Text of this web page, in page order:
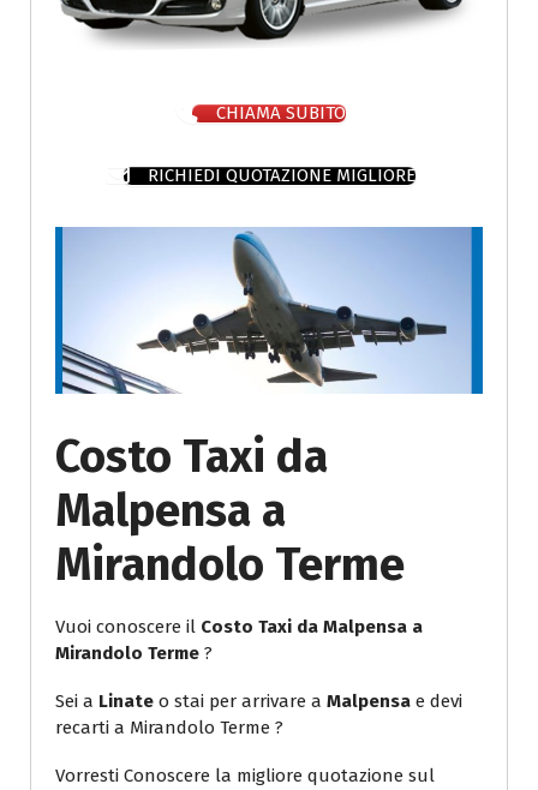
CHIAMA SUBITO
RICHIEDI QUOTAZIONE MIGLIORE
Costo Taxi da
Malpensa a
Mirandolo Terme
Vuoi conoscere il Costo Taxi da Malpensa a
Mirandolo Terme ?
Sei a Linate o stai per arrivare a Malpensa e devi
recarti a Mirandolo Terme ?
Vorresti Conoscere la migliore quotazione sul